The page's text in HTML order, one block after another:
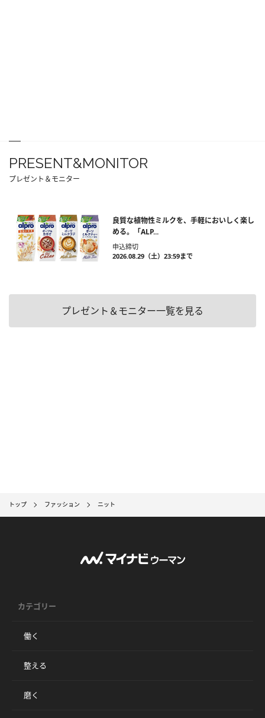
PRESENT&MONITOR
プレゼント＆モニター
良質な植物性ミルクを、手軽においしく楽し
める。「ALP...
申込締切
2026.08.29（土）23:59まで
プレゼント＆モニター一覧を見る
トップ ファッション ニット
カテゴリー
働く
整える
磨く